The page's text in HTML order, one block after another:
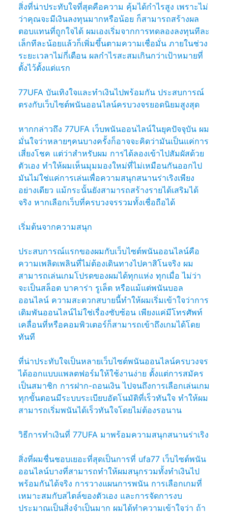
สิ่งที่น่าประทับใจที่สุดคือความ คุ้มได้กำไรสูง เพราะไม่
ว่าคุณจะมีเงินลงทุนมากหรือน้อย ก็สามารถสร้างผล
ตอบแทนที่ถูกใจได้ ผมเองเริ่มจากการทดลองลงทุนทีละ
เล็กทีละน้อยแล้วก็เพิ่มขึ้นตามความเชื่อมั่น ภายในช่วง
ระยะเวลาไม่กี่เดือน ผลกำไรสะสมเกินกว่าเป้าหมายที่
ตั้งไว้ตั้งแต่แรก
77UFA บันเทิงใจและทำเงินไปพร้อมกัน ประสบการณ์
ตรงกับเว็บไซต์พนันออนไลน์ครบวงจรยอดนิยมสูงสุด
หากกล่าวถึง 77UFA เว็บพนันออนไลน์ในยุคปัจจุบัน ผม
มั่นใจว่าหลายๆคนบางครั้งก็อาจจะคิดว่ามันเป็นแค่การ
เสี่ยงโชค แต่ว่าสำหรับผม การได้ลองเข้าไปสัมผัสด้วย
ตัวเอง ทำให้ผมเห็นมุมมองใหม่ที่ไม่เหมือนกันออกไป
มันไม่ใช่แค่การเล่นเพื่อความสนุกสนานร่าเริงเพียง
อย่างเดียว แม้กระนั้นยังสามารถสร้างรายได้เสริมได้
จริง หากเลือกเว็บที่ครบวงจรรวมทั้งเชื่อถือได้
เริ่มต้นจากความสนุก
ประสบการณ์แรกของผมกับเว็บไซต์พนันออนไลน์คือ
ความเพลิดเพลินที่ไม่ต้องเดินทางไปคาสิโนจริง ผม
สามารถเล่นเกมโปรดของผมได้ทุกแห่ง ทุกเมื่อ ไม่ว่า
จะเป็นสล็อต บาคาร่า รูเล็ต หรือแม้แต่พนันบอล
ออนไลน์ ความสะดวกสบายนี้ทำให้ผมเริ่มเข้าใจว่าการ
เดิมพันออนไลน์ไม่ใช่เรื่องซับซ้อน เพียงแค่มีโทรศัพท์
เคลื่อนที่หรือคอมพิวเตอร์ก็สามารถเข้าถึงเกมได้โดย
ทันที
ที่น่าประทับใจเป็นหลายเว็บไซต์พนันออนไลน์ครบวงจร
ได้ออกแบบแพลตฟอร์มให้ใช้งานง่าย ตั้งแต่การสมัคร
เป็นสมาชิก การฝาก-ถอนเงิน ไปจนถึงการเลือกเล่นเกม
ทุกขั้นตอนมีระบบระเบียบอัตโนมัติที่เร็วทันใจ ทำให้ผม
สามารถเริ่มพนันได้เร็วทันใจโดยไม่ต้องรอนาน
วิธีการทำเงินที่ 77UFA มาพร้อมความสนุกสนานร่าเริง
สิ่งที่ผมชื่นชอบเยอะที่สุดเป็นการที่ ufa77 เว็บไซต์พนัน
ออนไลน์บางที่สามารถทำให้ผมสนุกรวมทั้งทำเงินไป
พร้อมกันได้จริง การวางแผนการพนัน การเลือกเกมที่
เหมาะสมกับสไตล์ของตัวเอง และการจัดการงบ
ประมาณเป็นสิ่งจำเป็นมาก ผมได้ทำความเข้าใจว่า ถ้า